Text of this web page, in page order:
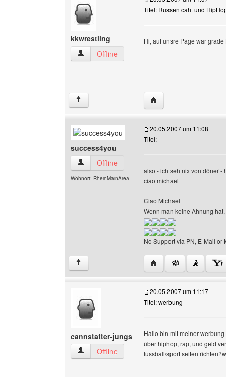
kkwrestling
kkwrestling Benutzer-Profile anzeigen
Offline
Titel: Russen caht und
Hi, auf unsre Page war grade
↑ Website dieses
success4you
success4you Benutzer-Profile anzeigen
Offline
Wohnort: RheinMainArea
20.05.2007 um 11:08
Titel:
also - ich seh nix von döner -
ciao michael
Ciao Michael
Wenn man keine Ahnung
No Support via PN, E-Mail
↑ Website dieses
cannstatter-jungs
cannstatter-jungs Benutzer-Profile anzeigen
Offline
20.05.2007 um 11:17
Titel: werbung
Hallo bin mit meiner
über hiphop, rap, und geld
fussball/sport seiten